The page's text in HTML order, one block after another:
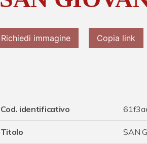
Richiedi immagine Copia link
Cod. identificativo
Titolo SAN